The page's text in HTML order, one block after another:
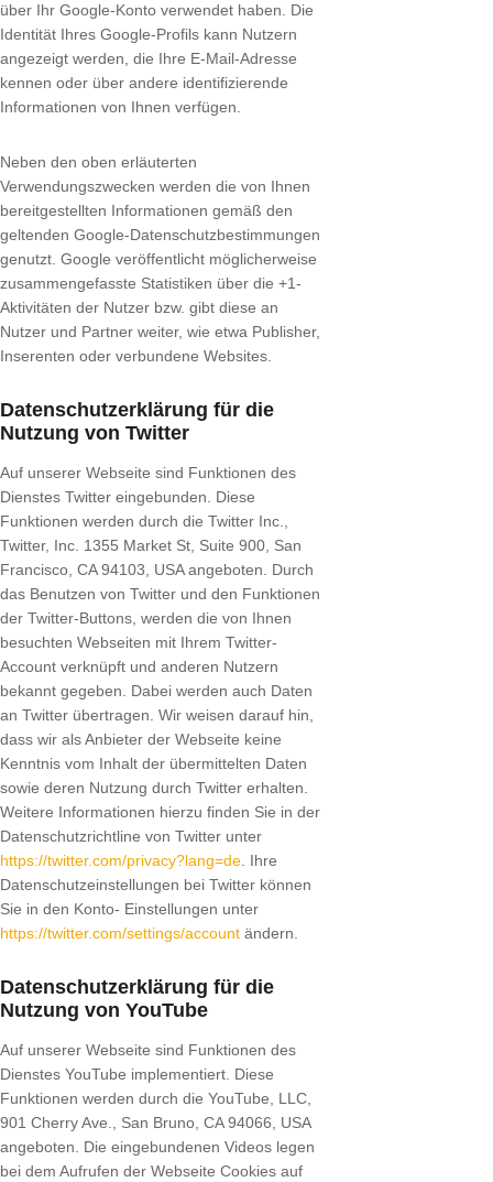
über Ihr Google-Konto verwendet haben. Die
Identität Ihres Google-Profils kann Nutzern
angezeigt werden, die Ihre E-Mail-Adresse
kennen oder über andere identifizierende
Informationen von Ihnen verfügen.
Neben den oben erläuterten
Verwendungszwecken werden die von Ihnen
bereitgestellten Informationen gemäß den
geltenden Google-Datenschutzbestimmungen
genutzt. Google veröffentlicht möglicherweise
zusammengefasste Statistiken über die +1-
Aktivitäten der Nutzer bzw. gibt diese an
Nutzer und Partner weiter, wie etwa Publisher,
Inserenten oder verbundene Websites.
Datenschutzerklärung für die
Nutzung von Twitter
Auf unserer Webseite sind Funktionen des
Dienstes Twitter eingebunden. Diese
Funktionen werden durch die Twitter Inc.,
Twitter, Inc. 1355 Market St, Suite 900, San
Francisco, CA 94103, USA angeboten. Durch
das Benutzen von Twitter und den Funktionen
der Twitter-Buttons, werden die von Ihnen
besuchten Webseiten mit Ihrem Twitter-
Account verknüpft und anderen Nutzern
bekannt gegeben. Dabei werden auch Daten
an Twitter übertragen. Wir weisen darauf hin,
dass wir als Anbieter der Webseite keine
Kenntnis vom Inhalt der übermittelten Daten
sowie deren Nutzung durch Twitter erhalten.
Weitere Informationen hierzu finden Sie in der
Datenschutzrichtline von Twitter unter
https://twitter.com/privacy?lang=de . Ihre
Datenschutzeinstellungen bei Twitter können
Sie in den Konto- Einstellungen unter
https://twitter.com/settings/account ändern.
Datenschutzerklärung für die
Nutzung von YouTube
Auf unserer Webseite sind Funktionen des
Dienstes YouTube implementiert. Diese
Funktionen werden durch die YouTube, LLC,
901 Cherry Ave., San Bruno, CA 94066, USA
angeboten. Die eingebundenen Videos legen
bei dem Aufrufen der Webseite Cookies auf